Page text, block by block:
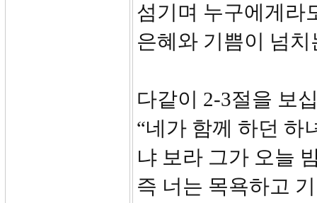
섬기며 누구에게라
은혜와 기쁨이 넘
다같이 2-3절을 보
“네가 함께 하던 하
냐 보라 그가 오늘
즉 너는 목욕하고